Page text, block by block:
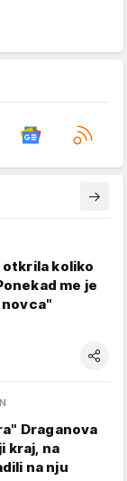
otkrila koliko
me je
Draganova
kraj, na
na nju